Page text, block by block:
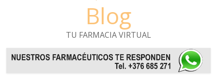
Blog
TU FARMACIA VIRTUAL